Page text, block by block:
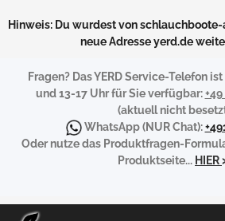
Hinweis: Du wurdest von
neue Adresse yerd.de
Fragen? Das YERD Service-Telefon
und 13-17 Uhr für Sie verfügbar:
(aktuell nicht
WhatsApp(NUR Chat):
Oder nutze das Produktfragen-
Produktseite... HIER